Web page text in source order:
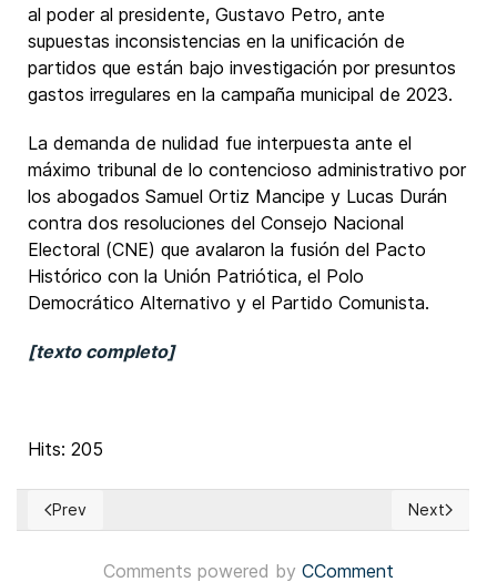
al poder al presidente, Gustavo Petro, ante
supuestas inconsistencias en la unificación de
partidos que están bajo investigación por presuntos
gastos irregulares en la campaña municipal de 2023.
La demanda de nulidad fue interpuesta ante el
máximo tribunal de lo contencioso administrativo por
los abogados Samuel Ortiz Mancipe y Lucas Durán
contra dos resoluciones del Consejo Nacional
Electoral (CNE) que avalaron la fusión del Pacto
Histórico con la Unión Patriótica, el Polo
Democrático Alternativo y el Partido Comunista.
[texto completo]
Hits: 205
Previous article: Colombia: Partido Oxígeno avaló la
Prev Next
Next
Comments powered by CComment